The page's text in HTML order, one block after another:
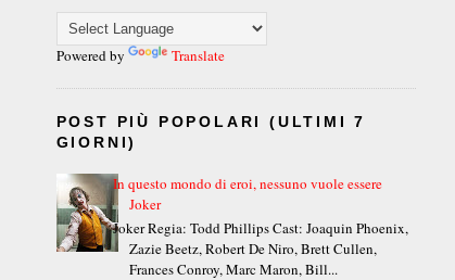
Powered by Translate
POST PIÙ POPOLARI (ULTIMI 7
GIORNI)
In questo mondo di eroi, nessuno vuole essere
Joker
Joker Regia: Todd Phillips Cast: Joaquin Phoenix,
Zazie Beetz, Robert De Niro, Brett Cullen,
Frances Conroy, Marc Maron, Bill...